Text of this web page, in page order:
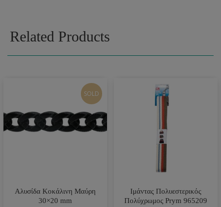
Related Products
SOLD
Αλυσίδα Κοκάλινη Μαύρη
30×20 mm
Ιμάντας Πολυεστερικός
Πολύχρωμος Prym 965209